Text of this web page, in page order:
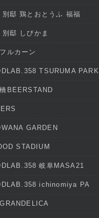
別邸 鶏とおとうふ 福福
別邸 しびかま
ルカーン
TSURUMA PARK
BEERSTAND
GARDEN
STADIUM
岐阜MASA21
ichinomiya PA